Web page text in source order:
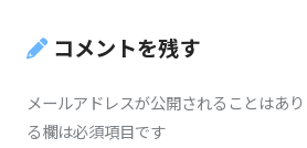
コメントを残す
メールアドレスが公開されることはあり
る欄は必須項目です